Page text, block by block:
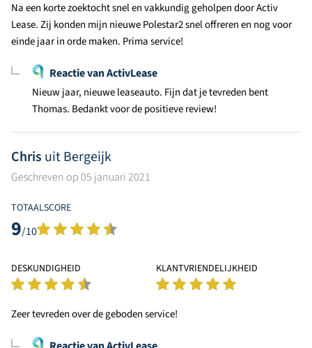
Na een korte zoektocht snel en vakkundig geholpen door Activ
Lease. Zij konden mijn nieuwe Polestar2 snel offreren en nog voor
einde jaar in orde maken. Prima service!
Reactie van ActivLease
Nieuw jaar, nieuwe leaseauto. Fijn dat je tevreden bent
Thomas. Bedankt voor de positieve review!
Chris uit Bergeijk
Geschreven op 05 januari 2021
TOTAALSCORE
9/10
DESKUNDIGHEID KLANTVRIENDELIJKHEID
Zeer tevreden over de geboden service!